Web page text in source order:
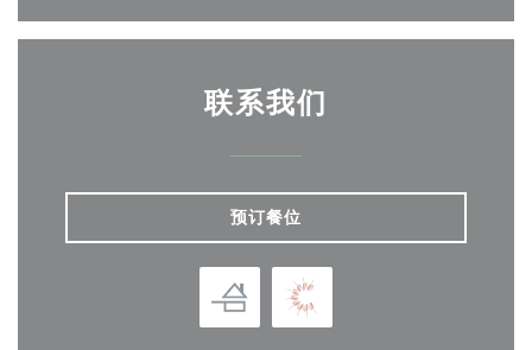
联系我们
预订餐位